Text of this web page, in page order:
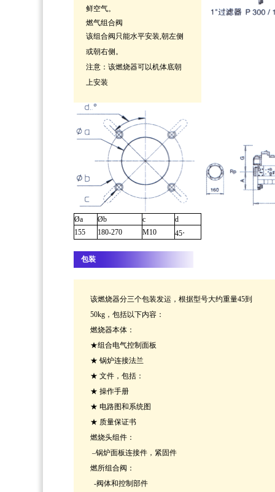
鲜空气。
燃气组合阀
该组合阀只能水平安装,朝左侧
或朝右侧。
注意： 该燃烧器可以机体底朝
上安装
Øa Øb c
d
155
180-270 M10 45
包装
该燃烧器分三个包装发运，根据型号大约重量45到
50kg，包括以下内容：
燃烧器本体：
★组合电气控制面板
★ 锅炉连接法兰
★ 文件，包括：
★ 操作手册
★ 电路图和系统图
★ 质量保证书
燃烧头组件：
–锅炉面板连接件，紧固件
燃所组合阀：
-阀体和控制部件